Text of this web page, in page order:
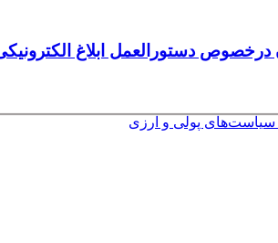
درخصوص دستورالعمل ابلاغ